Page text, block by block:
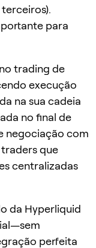
para
trading de
execução
na sua cadeia
no final de
negociação com
que
centralizadas
da Hyperliquid
perfeita